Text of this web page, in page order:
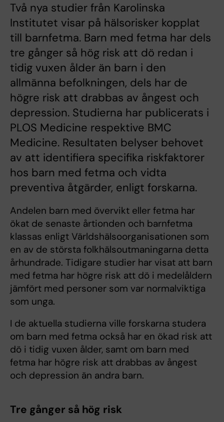
Två nya studier från Karolinska
Institutet visar på hälsorisker kopplat
till barnfetma. Barn med fetma har dels
tre gånger så hög risk att dö redan i
tidig vuxen ålder än barn i den
allmänna befolkningen, dels har de
högre risk att drabbas av ångest och
depression. Studierna har publicerats i
PLOS Medicine respektive BMC
Medicine. Resultaten belyser behovet
av att identifiera specifika riskfaktorer
hos barn med fetma och vidta
preventiva åtgärder, enligt forskarna.
Andelen barn med övervikt eller fetma har
ökat de senaste årtionden och barnfetma
klassas enligt Världshälsoorganisationen som
en av de största folkhälsoutmaningarna detta
århundrade. Tidigare studier har visat att barn
med fetma har högre risk att dö i medelåldern
jämfört med personer som var normalviktiga
som unga.
I de aktuella studierna ville forskarna studera
om barn med fetma också har en ökad risk att
dö i tidig vuxen ålder, samt om barn med
fetma har högre risk att drabbas av ångest
och depression än andra barn.
Tre gånger så hög risk